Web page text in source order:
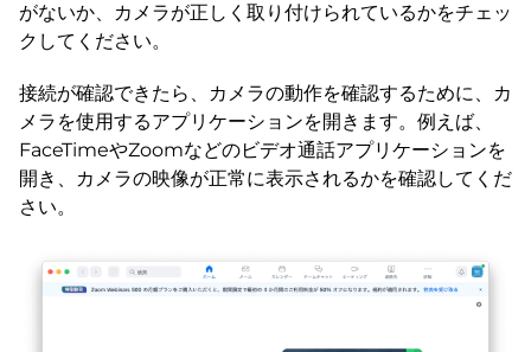
がないか、カメラが正しく取り付けられているかをチェッ
クしてください。
接続が確認できたら、カメラの動作を確認するために、カ
メラを使用するアプリケーションを開きます。例えば、
FaceTimeやZoomなどのビデオ通話アプリケーションを
開き、カメラの映像が正常に表示されるかを確認してくだ
さい。